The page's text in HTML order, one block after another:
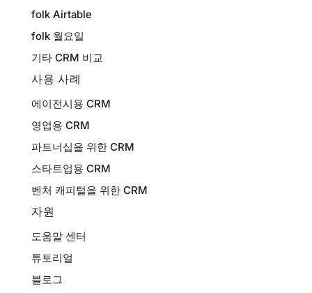
folk Airtable
folk 월요일
기타 CRM 비교
사용 사례
에이전시용 CRM
영업용 CRM
파트너십을 위한 CRM
스타트업용 CRM
벤처 캐피털을 위한 CRM
자원
도움말 센터
튜토리얼
블로그